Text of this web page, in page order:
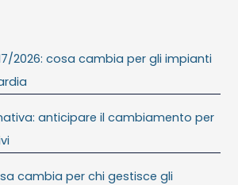
2026: cosa cambia per gli impianti
anticipare il cambiamento per
cambia per chi gestisce gli